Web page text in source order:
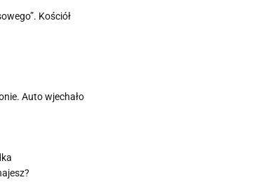
Kościół
Auto wjechało